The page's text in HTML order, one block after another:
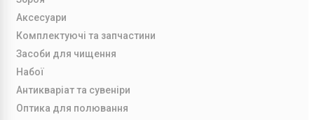
Аксесуари
Комплектуючі та запчастини
Засоби для чищення
Набої
Антикваріат та сувеніри
Оптика для полювання